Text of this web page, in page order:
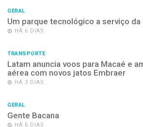
GERAL
Um parque tecnológico a serviço da
HÁ 6 DIAS
TRANSPORTE
Latam anuncia voos para Macaé e
aérea com novos jatos Embraer
HÁ 3 DIAS
GERAL
Gente Bacana
HÁ 6 DIAS